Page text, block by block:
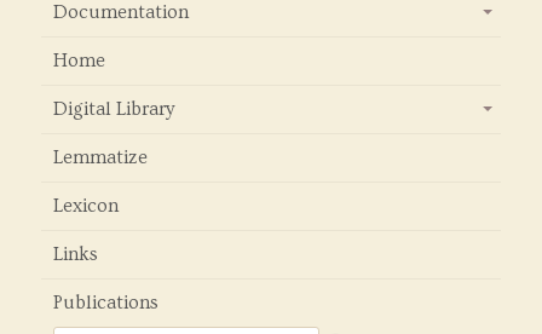
Documentation
Home
Digital Library
Lemmatize
Lexicon
Links
Publications